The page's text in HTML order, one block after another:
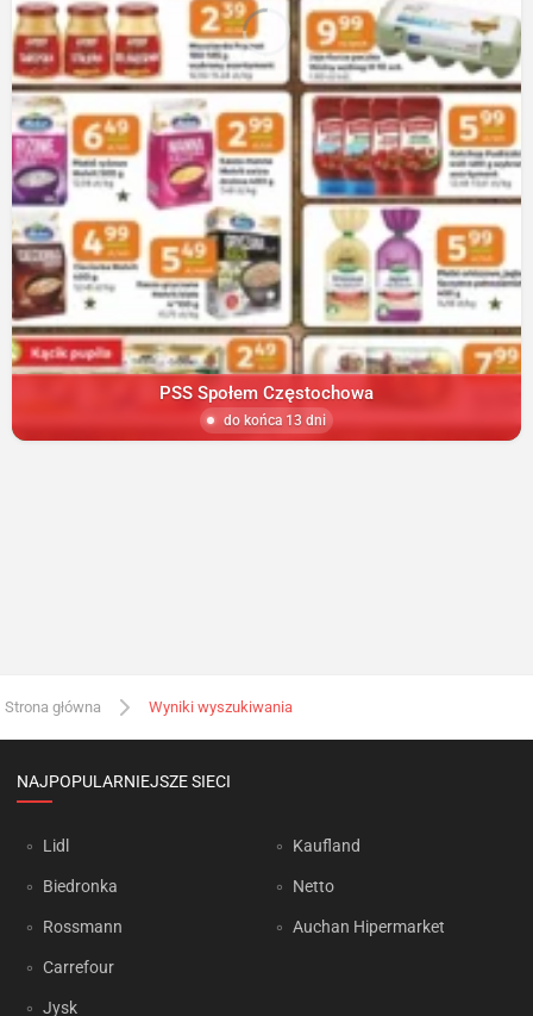
PSS Społem Częstochowa
do końca 13 dni
Strona główna Wyniki wyszukiwania
NAJPOPULARNIEJSZE SIECI
Lidl
Biedronka
Rossmann
Carrefour
Jysk
Kaufland
Netto
Auchan Hipermarket